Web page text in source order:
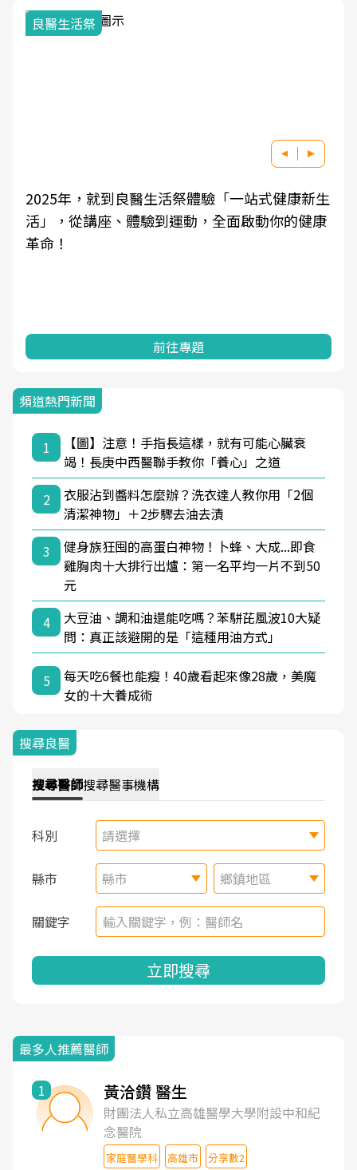
良醫生活祭
2025年，就到良醫生活祭體驗「一站式健康新生
活」，從講座、體驗到運動，全面啟動你的健康
革命！
前往專題
頻道熱門新聞
1
【圖】注意！手指長這樣，就有可能心臟衰
竭！長庚中西醫聯手教你「養心」之道
2
衣服沾到醬料怎麼辦？洗衣達人教你用「2個
清潔神物」＋2步驟去油去漬
3
健身族狂囤的高蛋白神物！卜蜂、大成...即食
雞胸肉十大排行出爐：第一名平均一片不到50
元
4
大豆油、調和油還能吃嗎？苯駢芘風波10大疑
問：真正該避開的是「這種用油方式」
5
每天吃6餐也能瘦！40歲看起來像28歲，美魔
女的十大養成術
搜尋良醫
搜尋醫師搜尋醫事機構
科別 請選擇
縣市 縣市 鄉鎮地區
關鍵字
立即搜尋
最多人推薦醫師
1 黃洽鑽 醫生
財團法人私立高雄醫學大學附設中和紀
念醫院
家庭醫學科 高雄市 分享數2